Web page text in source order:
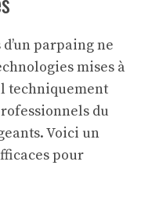
parpaing ne
mises à
techniquement
du
Voici un
pour